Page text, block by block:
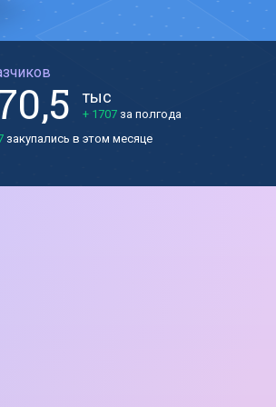
тыс
+ 1707
1138
за полгода
закупались в этом месяце